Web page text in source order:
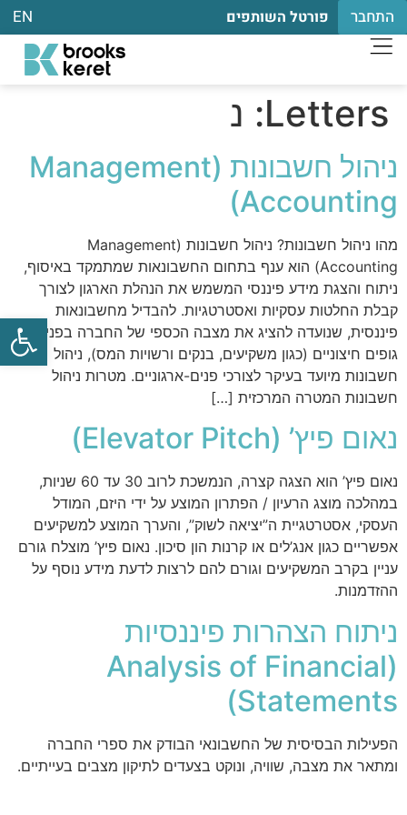
התחבר פורטל השותפים EN
Letters: נ
ניהול חשבונות (Management
Accounting)
מהו ניהול חשבונות? ניהול חשבונות (Management
Accounting) הוא ענף בתחום החשבונאות שמתמקד באיסוף,
ניתוח והצגת מידע פיננסי המשמש את הנהלת הארגון לצורך
קבלת החלטות עסקיות ואסטרטגיות. להבדיל מחשבונאות
פיננסית, שנועדה להציג את מצבה הכספי של החברה בפני
גופים חיצוניים (כגון משקיעים, בנקים ורשויות המס), ניהול
חשבונות מיועד בעיקר לצורכי פנים-ארגוניים. מטרות ניהול
חשבונות המטרה המרכזית […]
נאום פיץ’ (Elevator Pitch)
נאום פיץ’ הוא הצגה קצרה, הנמשכת לרוב 30 עד 60 שניות,
במהלכה מוצג הרעיון / הפתרון המוצע על ידי היזם, המודל
העסקי, אסטרטגיית ה”יציאה לשוק”, והערך המוצע למשקיעים
אפשריים כגון אנג’לים או קרנות הון סיכון. נאום פיץ’ מוצלח גורם
עניין בקרב המשקיעים וגורם להם לרצות לדעת מידע נוסף על
ההזדמנות.
ניתוח הצהרות פיננסיות
(Analysis of Financial
Statements)
הפעילות הבסיסית של החשבונאי הבודק את ספרי החברה
ומתאר את מצבה, שוויה, ונוקט בצעדים לתיקון מצבים בעייתיים.